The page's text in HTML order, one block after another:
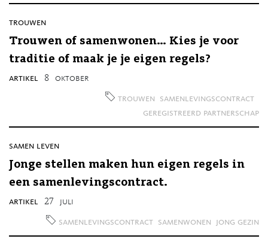
trouwen
Trouwen of samenwonen… Kies je voor
traditie of maak je je eigen regels?
artikel 8 oktober
trouwen
samenlevingscontract
geregistreerd partnerschap
samen leven
Jonge stellen maken hun eigen regels in
een samenlevingscontract.
artikel 27 juli
samenlevingscontract samenwonen jong gezin